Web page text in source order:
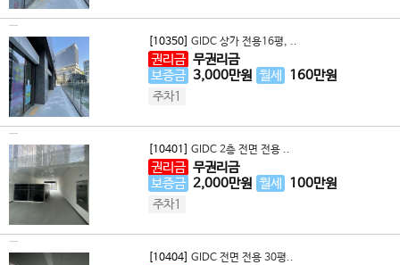
[10350] GIDC 상가 전용16평, ..
권리금 무권리금
보증금 3,000만원 월세 160만원
주차1
[10401] GIDC 2층 전면 전용 ..
권리금 무권리금
보증금 2,000만원 월세 100만원
주차1
[10404] GIDC 전면 전용 30평..